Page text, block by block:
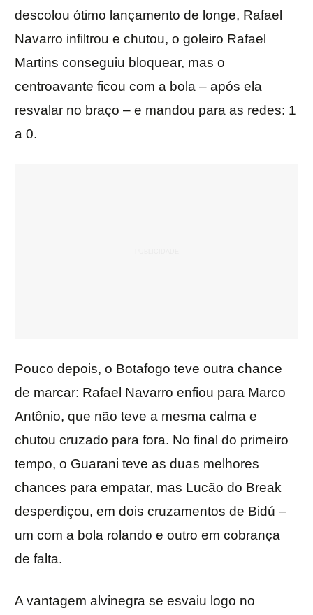
descolou ótimo lançamento de longe, Rafael
Navarro infiltrou e chutou, o goleiro Rafael
Martins conseguiu bloquear, mas o
centroavante ficou com a bola – após ela
resvalar no braço – e mandou para as redes: 1
a 0.
Pouco depois, o Botafogo teve outra chance
de marcar: Rafael Navarro enfiou para Marco
Antônio, que não teve a mesma calma e
chutou cruzado para fora. No final do primeiro
tempo, o Guarani teve as duas melhores
chances para empatar, mas Lucão do Break
desperdiçou, em dois cruzamentos de Bidú –
um com a bola rolando e outro em cobrança
de falta.
A vantagem alvinegra se esvaiu logo no